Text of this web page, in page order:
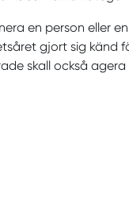
en person eller
gjort sig känd
skall också agera